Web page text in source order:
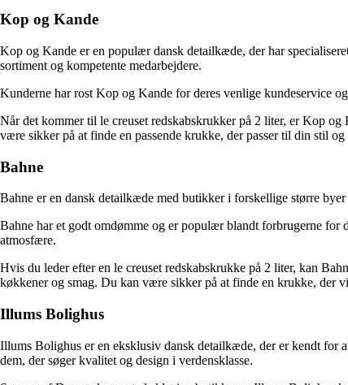
Kop og Kande
Kop og Kande er en populær dansk detailkæde, der har
sortiment og kompetente medarbejdere.
Kunderne har rost Kop og Kande for deres venlige kundeservice
Når det kommer til le creuset redskabskrukker på 2 liter, er Kop
være sikker på at finde en passende krukke, der passer til din stil
Bahne
Bahne er en dansk detailkæde med butikker i forskellige større
Bahne har et godt omdømme og er populær blandt forbrugerne for
atmosfære.
Hvis du leder efter en le creuset redskabskrukke på 2 liter, kan
køkkener og smag. Du kan være sikker på at finde en krukke, der
Illums Bolighus
Illums Bolighus er en eksklusiv dansk detailkæde, der er kendt for
dem, der søger kvalitet og design i verdensklasse.